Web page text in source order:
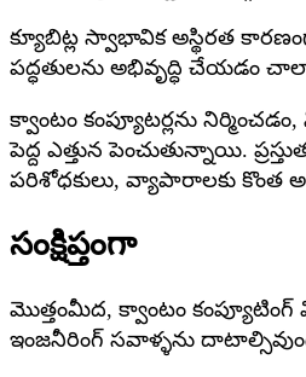
క్యూబిట్ల స్వాభావిక అస్థిరత
పద్ధతులను అభివృద్ధి చేయడం
క్వాంటం కంప్యూటర్లను
పెద్ద ఎత్తున పెంచుతున్నాయి.
పరిశోధకులు, వ్యాపారాలకు కొంత
సంక్షిప్తంగా
మొత్తంమీద, క్వాంటం
ఇంజనీరింగ్ సవాళ్ళను